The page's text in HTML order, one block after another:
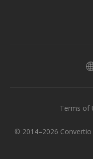
© 2014–2026
Terms of